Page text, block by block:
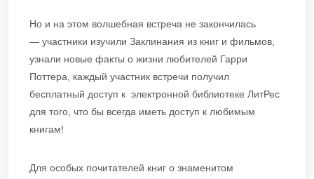
Но и на этом волшебная встреча не закончилась
— участники изучили Заклинания из книг и фильмов,
узнали новые факты о жизни любителей Гарри
Поттера, каждый участник встречи получил
бесплатный доступ к электронной библиотеке ЛитРес
для того, что бы всегда иметь доступ к любимым
книгам!
Для особых почитателей книг о знаменитом